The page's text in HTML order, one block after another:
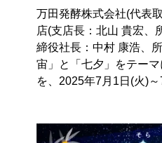
万田発酵株式会社(代表
店(支店長：北山 貴宏、
締役社長：中村 康浩、
宙」と「七夕」をテーマ
を、2025年7月1日(火)